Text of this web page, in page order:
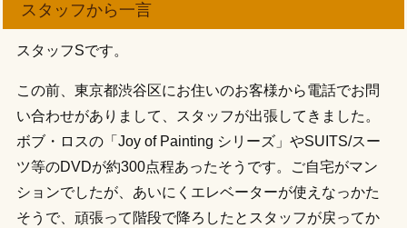
スタッフから一言
スタッフSです。
この前、東京都渋谷区にお住いのお客様から電話でお問
い合わせがありまして、スタッフが出張してきました。
ボブ・ロスの「Joy of Painting シリーズ」やSUITS/スー
ツ等のDVDが約300点程あったそうです。ご自宅がマン
ションでしたが、あいにくエレベーターが使えなっかた
そうで、頑張って階段で降ろしたとスタッフが戻ってか